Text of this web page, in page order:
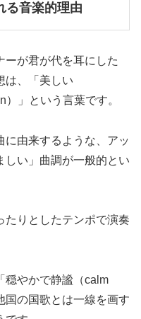
る音楽的理由
ーが君が代を耳にした
は、「美しい
）」という言葉です。
に由来するような、アッ
しい」曲調が一般的とい
たりとしたテンポで演奏
穏やかで静謐（calm
国の国歌とは一線を画す